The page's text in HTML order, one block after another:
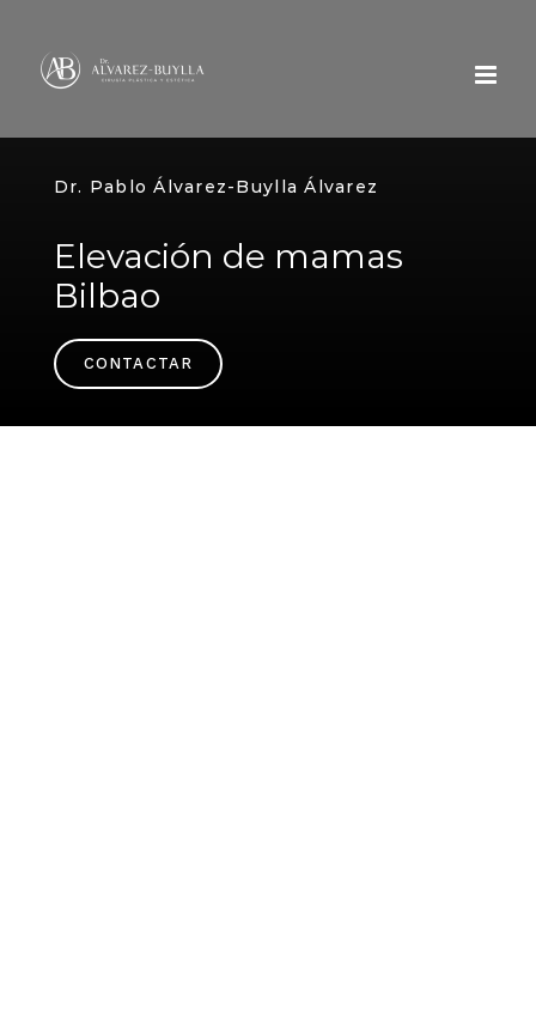
content
Dr. Pablo Álvarez-Buylla Álvarez
Elevación de mamas
Bilbao
CONTACTAR